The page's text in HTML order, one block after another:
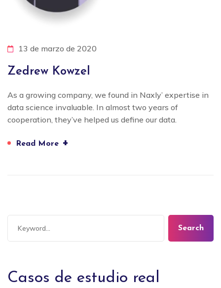
13 de marzo de 2020
Zedrew Kowzel
As a growing company, we found in Naxly’ expertise in
data science invaluable. In almost two years of
cooperation, they’ve helped us define our data.
Read More +
Search
Casos de estudio real